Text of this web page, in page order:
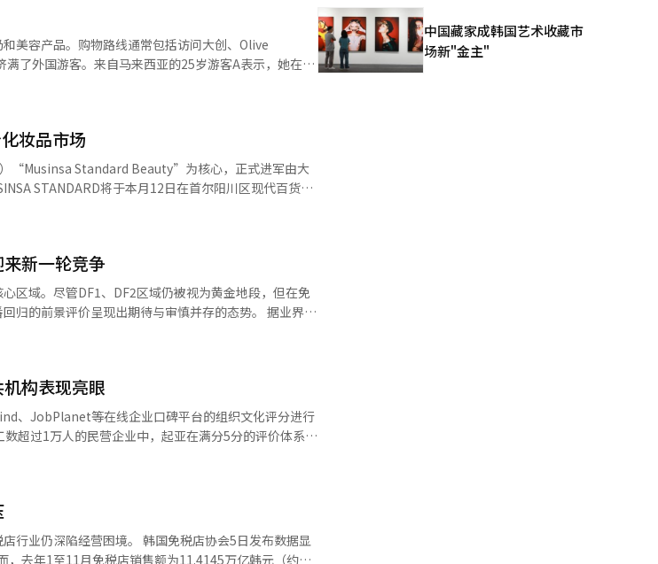
，2023年增长130%，之后一直保持两位数增长。
价化妆品 业内人士表示，随着优质中
多品牌共存的美妆市场格局正在形成。预计未来韩国零
时装及杂货）基础上，进一步扩大业务版图。 尽管
去年起实施的中国团体游客免签政策，以及K-POP、K-
有望保持稳步增长。其中，中国团体游客免签措施被
同时，访韩外籍游客的消费结
售渠道分流了部分消费需求，使机场免税店在主要购
少27%，业内预计这一走势短期内仍将延续。叠加高
之后已显现
下显得免税销售增长有限的印象不同，实际上经营状况
美容产品。购物路线通常包括访问大创、Olive
了外国游客。来自马来西亚的25岁游客A表示，她在这
和炸鸡店。 大创明洞店的12层楼吸引了大量游客，
包括杜拜卡塔伊夫开心果巧克力和迷你巧克力曲奇。 附
游客购买。店内的方便面区，游客们选择炸酱面和火
90%，每天接待超过5000名外国顾客。店内常听到日
多游客会去附近的炸鸡店，如BBQ乙支路入口店和
到访不分时间。 数据显示，春节期间来韩的中国游客
求的增加推动了商圈的销售回升。※ 本报道经人工智
妆品市场
“Musinsa Standard Beauty”为核心，正式进军由大
店”。该门店以独立空间形式运营，仅陈列Musinsa
据门店运营表现，评估是否进一步扩大PB美妆独立门
推动相关市场快速扩张。数据显示，大创化妆品类销售
实现70%的增长。与此同时，欧利芙洋、乐天玛特、
年7月推出
，定价为3900至5900韩元，11月再追加3款高性价比
位。公司计划将其打造为1万韩元以下的“超低价+高性
施差异化运营，重点发展彩妆品类，在国内侧重线上渠
新一轮竞争
区域。尽管DF1、DF2区域仍被视为黄金地段，但在免
前景评价呈现出期待与审慎并存的态势。 据业界3
站楼（T2）免税事业权DF1、DF2的价格投标程序，并
重返仁川国际机场。待关税厅完成特许审查并与仁川国
此次事业权期限为7年，至2033年止，最长可延长至10
度均超过40%。 对此，新韩投资证券研
新进经营者在开业初期实现盈利的可能性明显提升。去
已进入结构性转折期。尽管访韩外籍游客数量快速回
，去年访韩外籍游客达1898万人次，超过2019年的历
下降11.8%，甚至低于2020年水平；免税店访客人数虽
构表现亮眼
、JobPlanet等在线企业口碑平台的组织文化评分进行
超过1万人的民营企业中，起亚在满分5分的评价体系中
）、现代汽车（3.45分）、LG U+（3.4分）等企业亦进
、浦项制铁（2.65分）、乐金显示（2.75分）等企业评
韩国免税店协会5日发布数据显
去年1至11月免税店销售额为11.4145万亿韩元（约合
中国藏家成韩国艺术收藏市
场新"金主"